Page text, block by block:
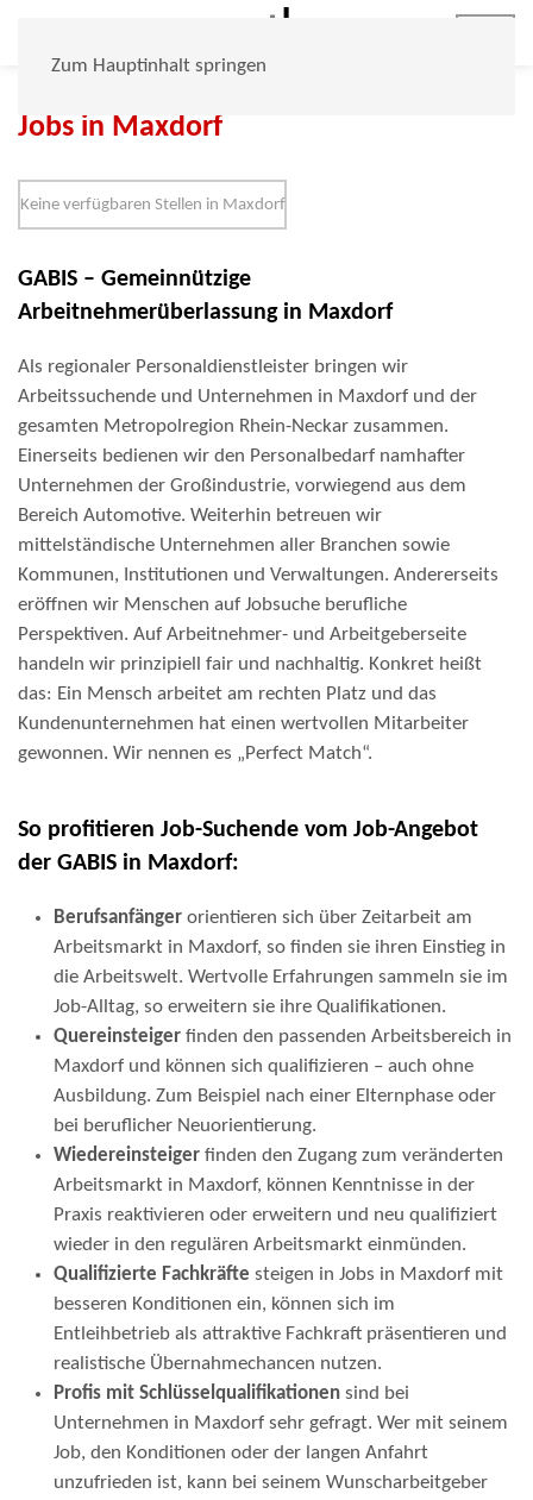
Zum Hauptinhalt springen
Jobs in Maxdorf
Keine verfügbaren Stellen in Maxdorf
GABIS – Gemeinnützige
Arbeitnehmerüberlassung in Maxdorf
Als regionaler Personaldienstleister bringen wir
Arbeitssuchende und Unternehmen in Maxdorf und der
gesamten Metropolregion Rhein-Neckar zusammen.
Einerseits bedienen wir den Personalbedarf namhafter
Unternehmen der Großindustrie, vorwiegend aus dem
Bereich Automotive. Weiterhin betreuen wir
mittelständische Unternehmen aller Branchen sowie
Kommunen, Institutionen und Verwaltungen. Andererseits
eröffnen wir Menschen auf Jobsuche berufliche
Perspektiven. Auf Arbeitnehmer- und Arbeitgeberseite
handeln wir prinzipiell fair und nachhaltig. Konkret heißt
das: Ein Mensch arbeitet am rechten Platz und das
Kundenunternehmen hat einen wertvollen Mitarbeiter
gewonnen. Wir nennen es „Perfect Match“.
So profitieren Job-Suchende vom Job-Angebot
der GABIS in Maxdorf:
Berufsanfänger orientieren sich über Zeitarbeit am
Arbeitsmarkt in Maxdorf, so finden sie ihren Einstieg in
die Arbeitswelt. Wertvolle Erfahrungen sammeln sie im
Job-Alltag, so erweitern sie ihre Qualifikationen.
Quereinsteiger finden den passenden Arbeitsbereich in
Maxdorf und können sich qualifizieren – auch ohne
Ausbildung. Zum Beispiel nach einer Elternphase oder
bei beruflicher Neuorientierung.
Wiedereinsteiger finden den Zugang zum veränderten
Arbeitsmarkt in Maxdorf, können Kenntnisse in der
Praxis reaktivieren oder erweitern und neu qualifiziert
wieder in den regulären Arbeitsmarkt einmünden.
Qualifizierte Fachkräfte steigen in Jobs in Maxdorf mit
besseren Konditionen ein, können sich im
Entleihbetrieb als attraktive Fachkraft präsentieren und
realistische Übernahmechancen nutzen.
Profis mit Schlüsselqualifikationen sind bei
Unternehmen in Maxdorf sehr gefragt. Wer mit seinem
Job, den Konditionen oder der langen Anfahrt
unzufrieden ist, kann bei seinem Wunscharbeitgeber